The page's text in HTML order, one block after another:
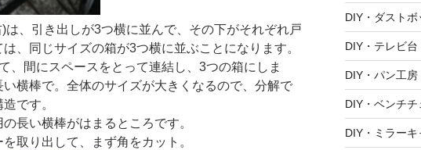
は、引き出しが3つ横に並んで、その下がそれぞれ戸
、同じサイズの箱が3つ横に並ぶことになります。
、間にスペースをとって連結し、3つの箱にしま
横棒で。全体のサイズが大きくなるので、分解で
です。
長い横棒がはまるところです。
取り出して、まず角をカット。
DIY・ダストボ
DIY・テレビ台
DIY・パン工房
DIY・ベンチチ
DIY・ミラー